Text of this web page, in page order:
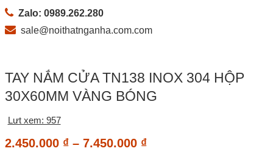
Zalo: 0989.262.280
sale@noithatnganha.com.com
TAY NẮM CỬA TN138 INOX 304 HỘP
30X60MM VÀNG BÓNG
Lưt xem: 957
2.450.000 ₫ – 7.450.000 ₫Khoảng